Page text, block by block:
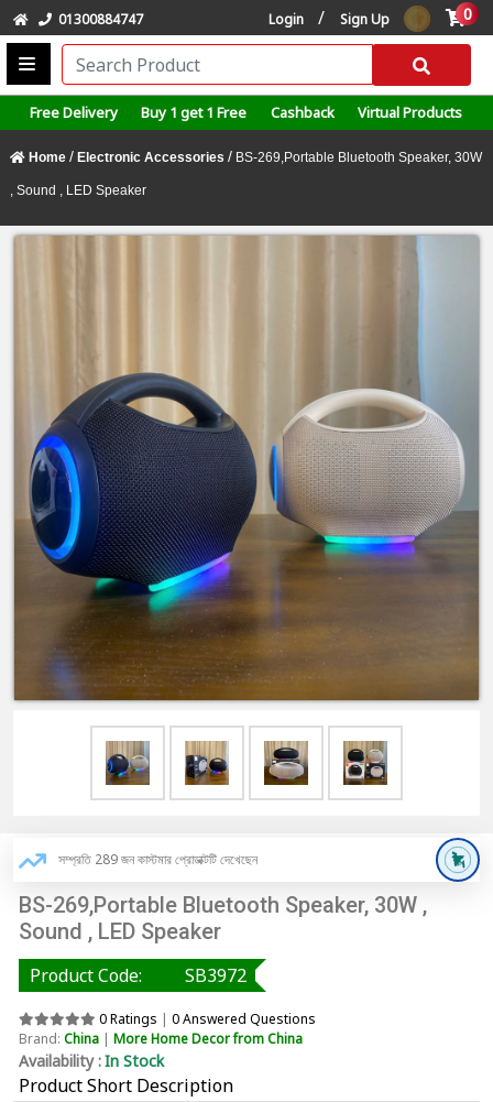
01300884747 Login / Sign Up 0
Free Delivery Buy 1 get 1 Free Cashback Virtual Products
Home / Electronic Accessories / BS-269,Portable Bluetooth Speaker, 30W
, Sound , LED Speaker
সম্প্রতি 289 জন কাস্টমার প্রোডাক্টটি দেখেছেন
BS-269,Portable Bluetooth Speaker, 30W ,
Sound , LED Speaker
Product Code: SB3972
0 Ratings
0 Answered Questions
Brand: China More Home Decor from China
Availability :In Stock
Product Short Description